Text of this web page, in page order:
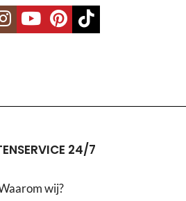
24/7
wij?